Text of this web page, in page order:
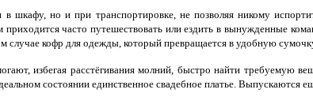
но и при транспортировке, не позволяя никому
часто путешествовать или ездить в вынужденные
случае кофр для одежды, который превращается в удобную
избегая расстёгивания молний, быстро найти требуемую
состоянии единственное свадебное платье. Выпускаются